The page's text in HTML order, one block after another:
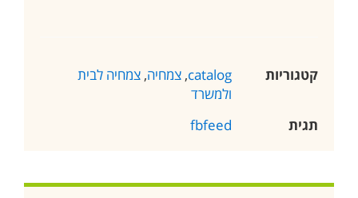
קטגוריות catalog
, צמחיה, צמחיה לבית
ולמשרד
תגית
fbfeed